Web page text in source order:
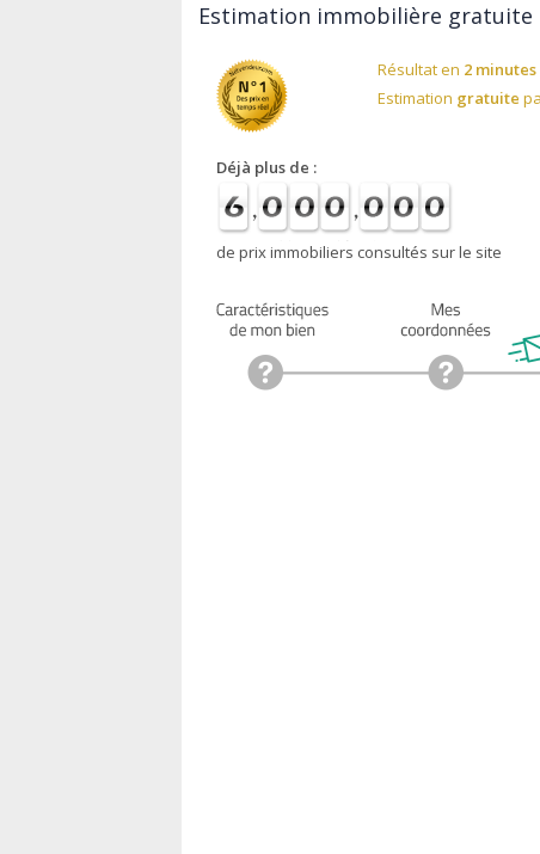
Estimation immobilière gratuite
Résultat en 2 minutes
Estimation gratuite
Déjà plus de :
de prix immobiliers consultés sur le site